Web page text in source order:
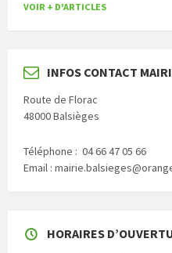
VOIR + D'ARTICLES
INFOS CONTACT
Route de Florac
48000 Balsièges
Téléphone : 04 66 47 05 66
Email :
HORAIRES